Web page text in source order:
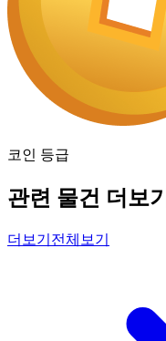
코인 등급
관련 물건 더보기
더보기 전체보기